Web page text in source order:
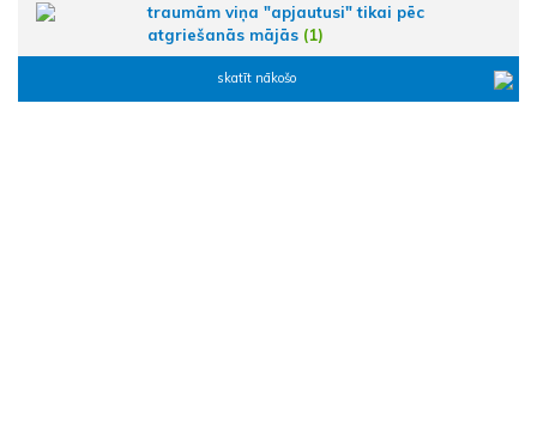
traumām viņa "apjautusi" tikai pēc
atgriešanās mājās (1)
skatīt nākošo